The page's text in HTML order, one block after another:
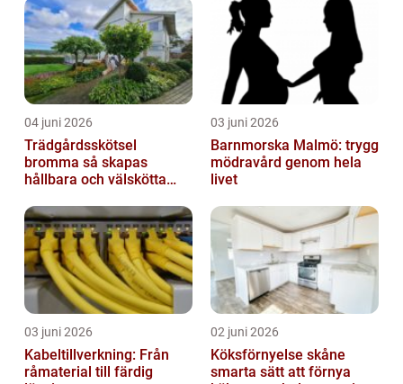
04 juni 2026
Trädgårdsskötsel
bromma så skapas
hållbara och välskötta
03 juni 2026
Barnmorska Malmö: trygg
mödravård genom hela
livet
03 juni 2026
Kabeltillverkning: Från
råmaterial till färdig
02 juni 2026
Köksförnyelse skåne
smarta sätt att förnya